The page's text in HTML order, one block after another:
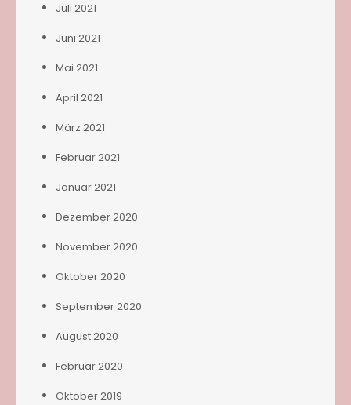
Juli 2021
Juni 2021
Mai 2021
April 2021
März 2021
Februar 2021
Januar 2021
Dezember 2020
November 2020
Oktober 2020
September 2020
August 2020
Februar 2020
Oktober 2019